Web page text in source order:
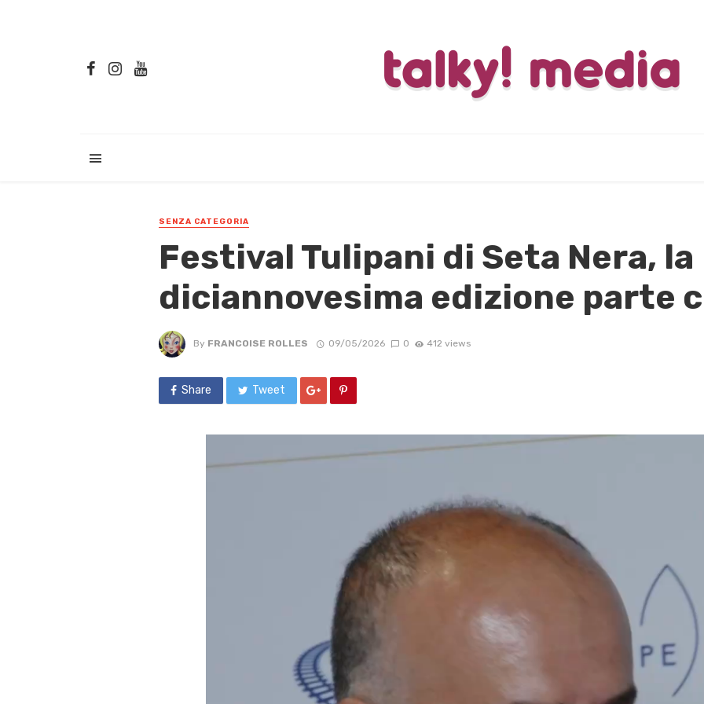
SENZA CATEGORIA
Festival Tulipani di Seta Nera, la
diciannovesima edizione parte
By FRANCOISE ROLLES 09/05/2026 0 412 views
Share Tweet